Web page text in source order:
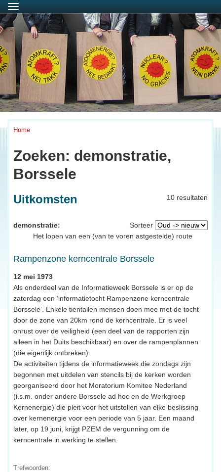
Menu
Home
Zoeken: demonstratie,
Borssele
10 resultaten
Uitkomsten
Sorteer
demonstratie:
Het lopen van een (van te voren astgestelde) route
Rampenzone kerncentrale Borssele
12 mei 1973
Als onderdeel van de Informatieweek Borssele is er op de
zaterdag een ‘informatietocht Rampenzone kerncentrale
Borssele’. Enkele tientallen mensen doen mee met de tocht
door de zone van 20km rond de kerncentrale. Er is veel
onrust over de veiligheid (een deel van de rapporten zijn
alleen in het Duits beschikbaar) en over de rampenplannen
(die eigenlijk ontbreken).
De activiteiten tijdens de informatieweek die zondags zijn
begonnen met uitdelen van stencils bij de kerken worden
georganiseerd door het Moratorium Komitee Nederland
(i.s.m. onder andere Borssele ad hoc en de Werkgroep
Kernenergie) die pleit voor het uitstellen van elke beslissing
over kernenergie voor een periode van 5 jaar. Een maand
later, op 19 juni, krijgt PZEM de vergunning om de
kerncentrale in werking te stellen.
Trefwoorden: